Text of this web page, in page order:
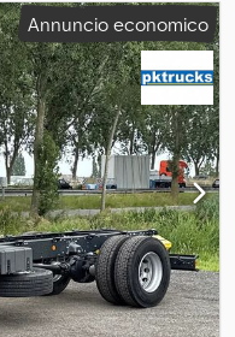
Annuncio economico